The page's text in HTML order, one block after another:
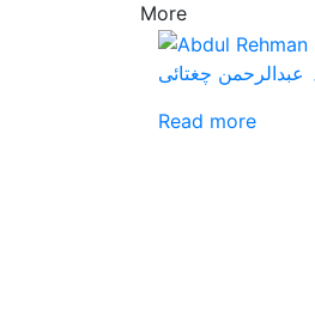
More
چغتائی
Read more